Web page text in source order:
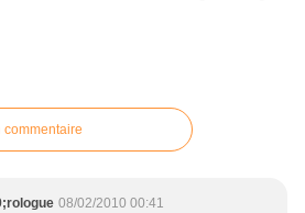
commentaire
08/02/2010 00:41